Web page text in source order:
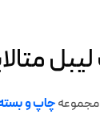
مجموعهچاپ و